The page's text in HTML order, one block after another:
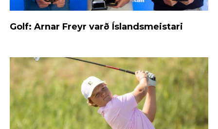
Golf: Arnar Freyr varð Íslandsmeistari